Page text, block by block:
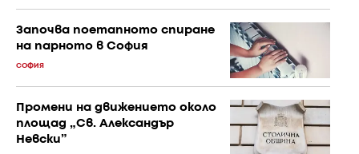
Започва поетапното спиране
на парното в София
СОФИЯ
Промени на движението около
площад „Св. Александър
Невски”